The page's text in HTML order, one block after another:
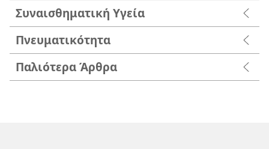
Συναισθηματική Υγεία
Πνευματικότητα
Παλιότερα Άρθρα